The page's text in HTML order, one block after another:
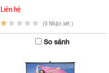
Liên hệ
(0 Nhận xét )
So sánh